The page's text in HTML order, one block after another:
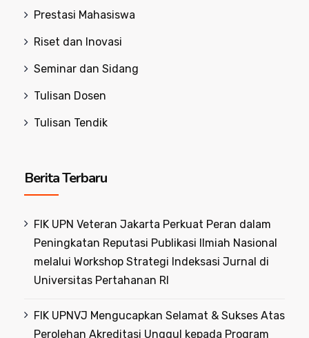
Prestasi Mahasiswa
Riset dan Inovasi
Seminar dan Sidang
Tulisan Dosen
Tulisan Tendik
Berita Terbaru
FIK UPN Veteran Jakarta Perkuat Peran dalam
Peningkatan Reputasi Publikasi Ilmiah Nasional
melalui Workshop Strategi Indeksasi Jurnal di
Universitas Pertahanan RI
FIK UPNVJ Mengucapkan Selamat & Sukses Atas
Perolehan Akreditasi Unggul kepada Program